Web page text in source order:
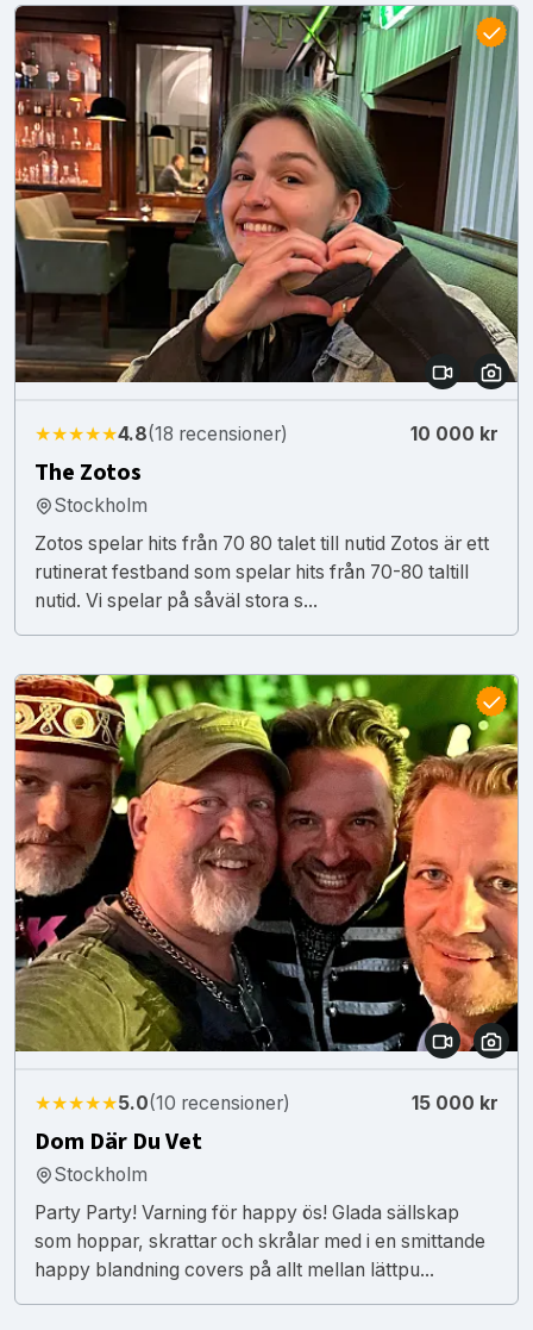
★★★★★4.8(18 recensioner) 10 000 kr
The Zotos
Stockholm
Zotos spelar hits från 70 80 talet till nutid Zotos är ett
rutinerat festband som spelar hits från 70-80 taltill
nutid. Vi spelar på såväl stora s...
★★★★★5.0(10 recensioner) 15 000 kr
Dom Där Du Vet
Stockholm
Party Party! Varning för happy ös! Glada sällskap
som hoppar, skrattar och skrålar med i en smittande
happy blandning covers på allt mellan lättpu...